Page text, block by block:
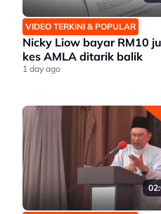
VIDEO TERKINI & POPULAR
Nicky Liow bayar RM10
kes AMLA ditarik balik
1 day ago